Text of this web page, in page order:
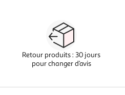
Retour produits : 30 jours
pour changer d’avis